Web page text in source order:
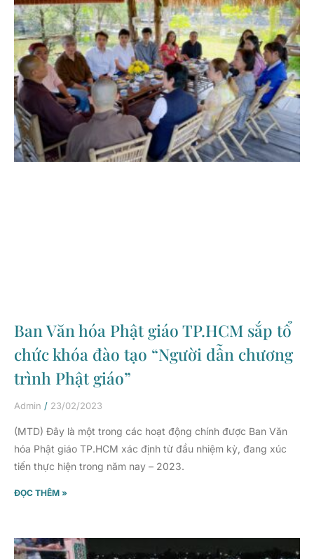
Ban Văn hóa Phật giáo TP.HCM sắp tổ
chức khóa đào tạo “Người dẫn chương
trình Phật giáo”
Admin 23/02/2023
(MTD) Đây là một trong các hoạt động chính được Ban Văn
hóa Phật giáo TP.HCM xác định từ đầu nhiệm kỳ, đang xúc
tiến thực hiện trong năm nay – 2023.
ĐỌC THÊM »